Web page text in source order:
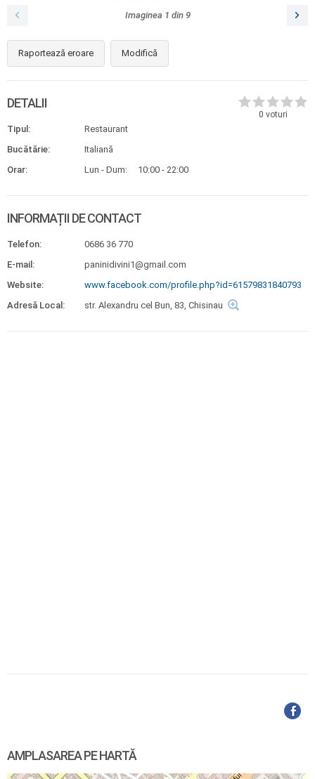
Imaginea 1 din 9
Raportează eroare Modifică
0 voturi
DETALII
Tipul:
Restaurant
Bucătărie:
Italiană
Orar:
Lun - Dum: 10:00 - 22:00
INFORMAȚII DE CONTACT
Telefon:
0686 36 770
E-mail:
paninidivini1@gmail.com
Website:
www.facebook.com/profile.php?id=61579831840793
Adresă Local:
str. Alexandru cel Bun, 83, Chisinau
AMPLASAREA PE HARTĂ